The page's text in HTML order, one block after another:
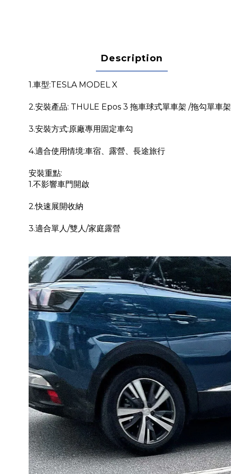
Description
1.車型:TESLA MODEL X
2.安裝產品: THULE Epos 3 拖車球式單車架 /拖勾單車架
3.安裝方式:原廠專用固定車勾
4.適合使用情境:車宿、露營、長途旅行
安裝重點:
1.不影響車門開啟
2.快速展開收納
3.適合單人/雙人/家庭露營